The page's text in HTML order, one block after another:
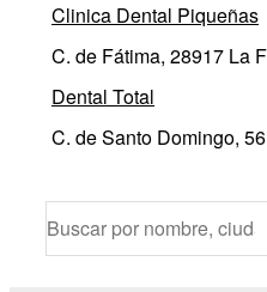
Clinica Dental Piqueñas
C. de Fátima, 28917 La
Dental Total
C. de Santo Domingo, 56